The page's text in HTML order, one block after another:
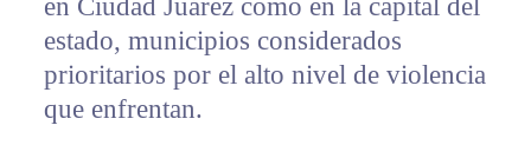
en Ciudad Juárez como en la capital del
estado, municipios considerados
prioritarios por el alto nivel de violencia
que enfrentan.